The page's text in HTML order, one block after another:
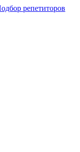
репетиторов